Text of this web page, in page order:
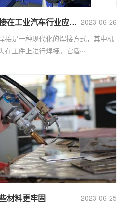
2023-06-26
机器人激光自动焊接在工业汽车行业应用的难点怎么解决?
接是一种现代化的焊接方式，其中机
工件上进行焊接。它适···
2023-06-25
材料更牢固